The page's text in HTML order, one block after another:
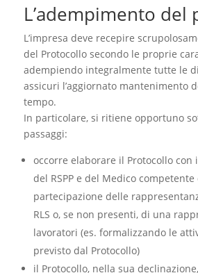
L’adempimento del
L’impresa deve recepire
del Protocollo secondo le proprie
adempiendo integralmente tutte le
assicuri l’aggiornato mantenimento
tempo.
In particolare, si ritiene opportuno
passaggi:
occorre elaborare il Protocollo con
del RSPP e del Medico competente
partecipazione delle
RLS o, se non presenti, di una
lavoratori (es. formalizzando le
previsto dal Protocollo)
il Protocollo, nella sua